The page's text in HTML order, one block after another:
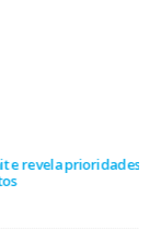
e revela prioridades